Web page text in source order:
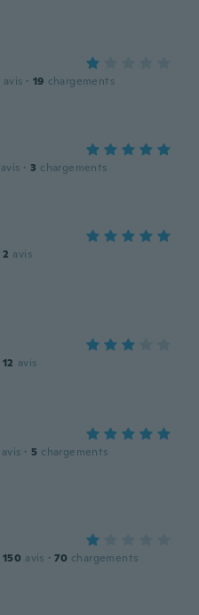
avis · 19 chargements
avis · 3 chargements
2 avis
12 avis
avis · 5 chargements
150 avis · 70 chargements